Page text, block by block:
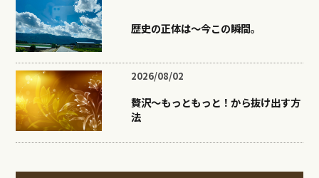
歴史の正体は〜今この瞬間。
2026/08/02
贅沢〜もっともっと！から抜け出す方
法